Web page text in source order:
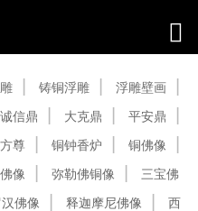
铸铜浮雕
浮雕壁画
诚信鼎 大克鼎
平安鼎
尊 铜钟香炉
铜佛像
像 弥勒佛铜像
三宝佛
佛像 释迦摩尼佛像
西